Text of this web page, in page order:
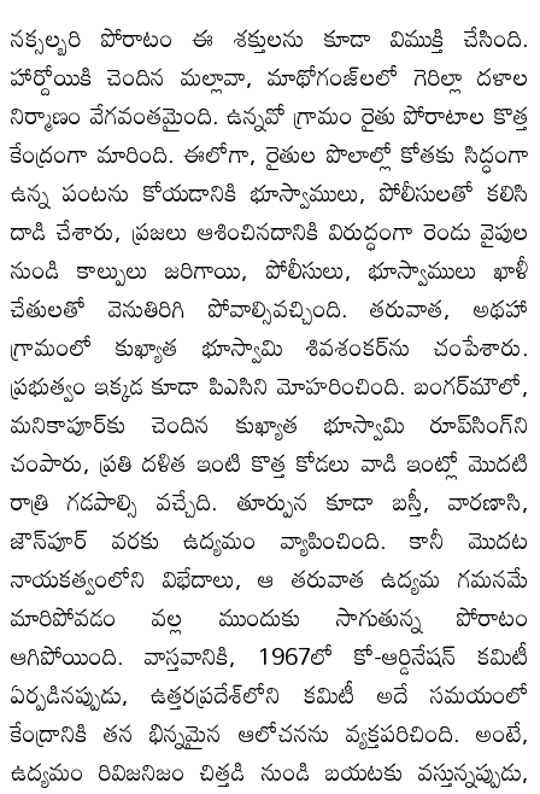
నక్సల్బరి పోరాటం ఈ శక్తులను కూడా విముక్తి చేసింది.
హార్దోయికి చెందిన మల్లావా, మాథోగంజ్‌లలో గెరిల్లా దళాల
నిర్మాణం వేగవంతమైంది. ఉన్నవో గ్రామం రైతు పోరాటాల కొత్త
కేంద్రంగా మారింది. ఈలోగా, రైతుల పొలాల్లో కోతకు సిద్ధంగా
ఉన్న పంటను కోయడానికి భూస్వాములు, పోలీసులతో కలిసి
దాడి చేశారు, ప్రజలు ఆశించినదానికి విరుద్ధంగా రెండు వైపుల
నుండి కాల్పులు జరిగాయి, పోలీసులు, భూస్వాములు ఖాళీ
చేతులతో వెనుతిరిగి పోవాల్సివచ్చింది. తరువాత, అథహా
గ్రామంలో కుఖ్యాత భూస్వామి శివశంకర్‌ను చంపేశారు.
ప్రభుత్వం ఇక్కడ కూడా పిఎసిని మోహరించింది. బంగర్‌మౌలో,
మనికాపూర్‌కు చెందిన కుఖ్యాత భూస్వామి రూప్‌సింగ్‌ని
చంపారు, ప్రతి దళిత ఇంటి కొత్త కోడలు వాడి ఇంట్లో మొదటి
రాత్రి గడపాల్సి వచ్చేది. తూర్పున కూడా బస్తీ, వారణాసి,
జౌన్‌పూర్‌ వరకు ఉద్యమం వ్యాపించింది. కానీ మొదట
నాయకత్వంలోని విభేదాలు, ఆ తరువాత ఉద్యమ గమనమే
మారిపోవడం వల్ల ముందుకు సాగుతున్న పోరాటం
ఆగిపోయింది. వాస్తవానికి, 1967లో కో-ఆర్డినేషన్ కమిటీ
ఏర్పడినప్పుడు, ఉత్తరప్రదేశ్‌లోని కమిటీ అదే సమయంలో
కేంద్రానికి తన భిన్నమైన ఆలోచనను వ్యక్తపరిచింది. అంటే,
ఉద్యమం రివిజనిజం చిత్తడి నుండి బయటకు వస్తున్నప్పుడు,